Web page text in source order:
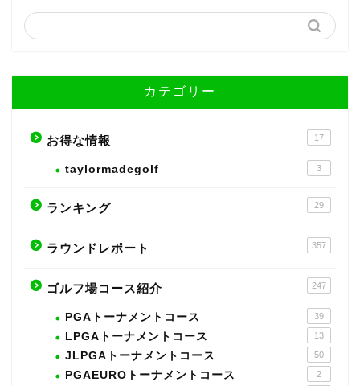
カテゴリー
お得な情報 17
taylormadegolf 3
ランキング 29
ラウンドレポート 357
ゴルフ場コース紹介 247
PGAトーナメントコース 39
LPGAトーナメントコース 13
JLPGAトーナメントコース 50
PGAEUROトーナメントコース 2